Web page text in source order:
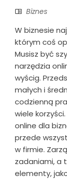
Biznes
W biznesie
którym coś
Musisz być
narzędzia
wyścig.
małych i
codzienną
wiele
online dla
przede
w firmie.
zadaniami, a
elementy,